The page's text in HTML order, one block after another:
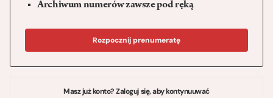
Archiwum numerów zawsze pod ręką
Rozpocznij prenumeratę
Masz już konto? Zaloguj się, aby kontynuuwać